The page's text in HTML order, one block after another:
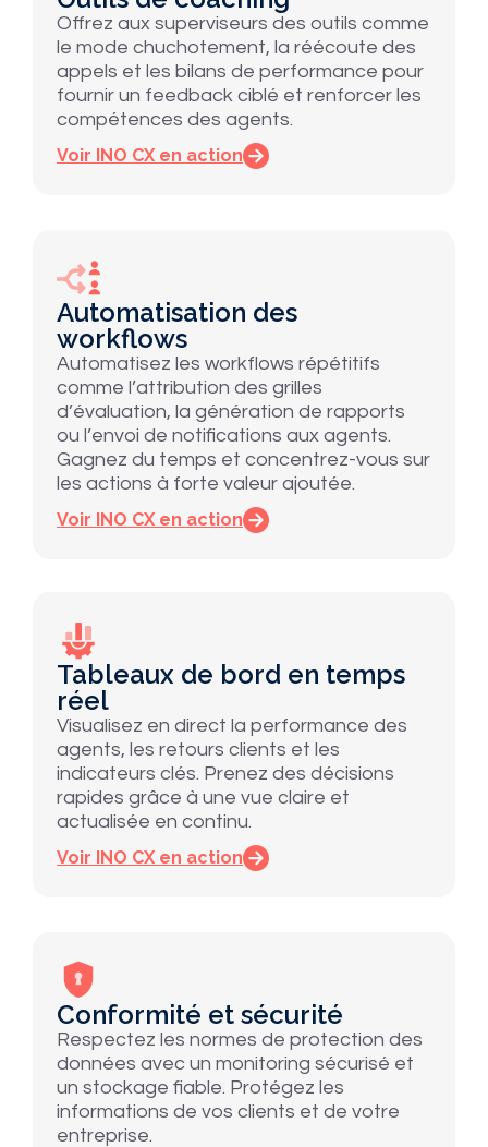
Offrez aux superviseurs des outils comme
le mode chuchotement, la réécoute des
appels et les bilans de performance pour
fournir un feedback ciblé et renforcer les
compétences des agents.
Voir INO CX en action
Automatisation des
workflows
Automatisez les workflows répétitifs
comme l’attribution des grilles
d’évaluation, la génération de rapports
ou l’envoi de notifications aux agents.
Gagnez du temps et concentrez-vous sur
les actions à forte valeur ajoutée.
Voir INO CX en action
Tableaux de bord en temps
réel
Visualisez en direct la performance des
agents, les retours clients et les
indicateurs clés. Prenez des décisions
rapides grâce à une vue claire et
actualisée en continu.
Voir INO CX en action
Conformité et sécurité
Respectez les normes de protection des
données avec un monitoring sécurisé et
un stockage fiable. Protégez les
informations de vos clients et de votre
entreprise.